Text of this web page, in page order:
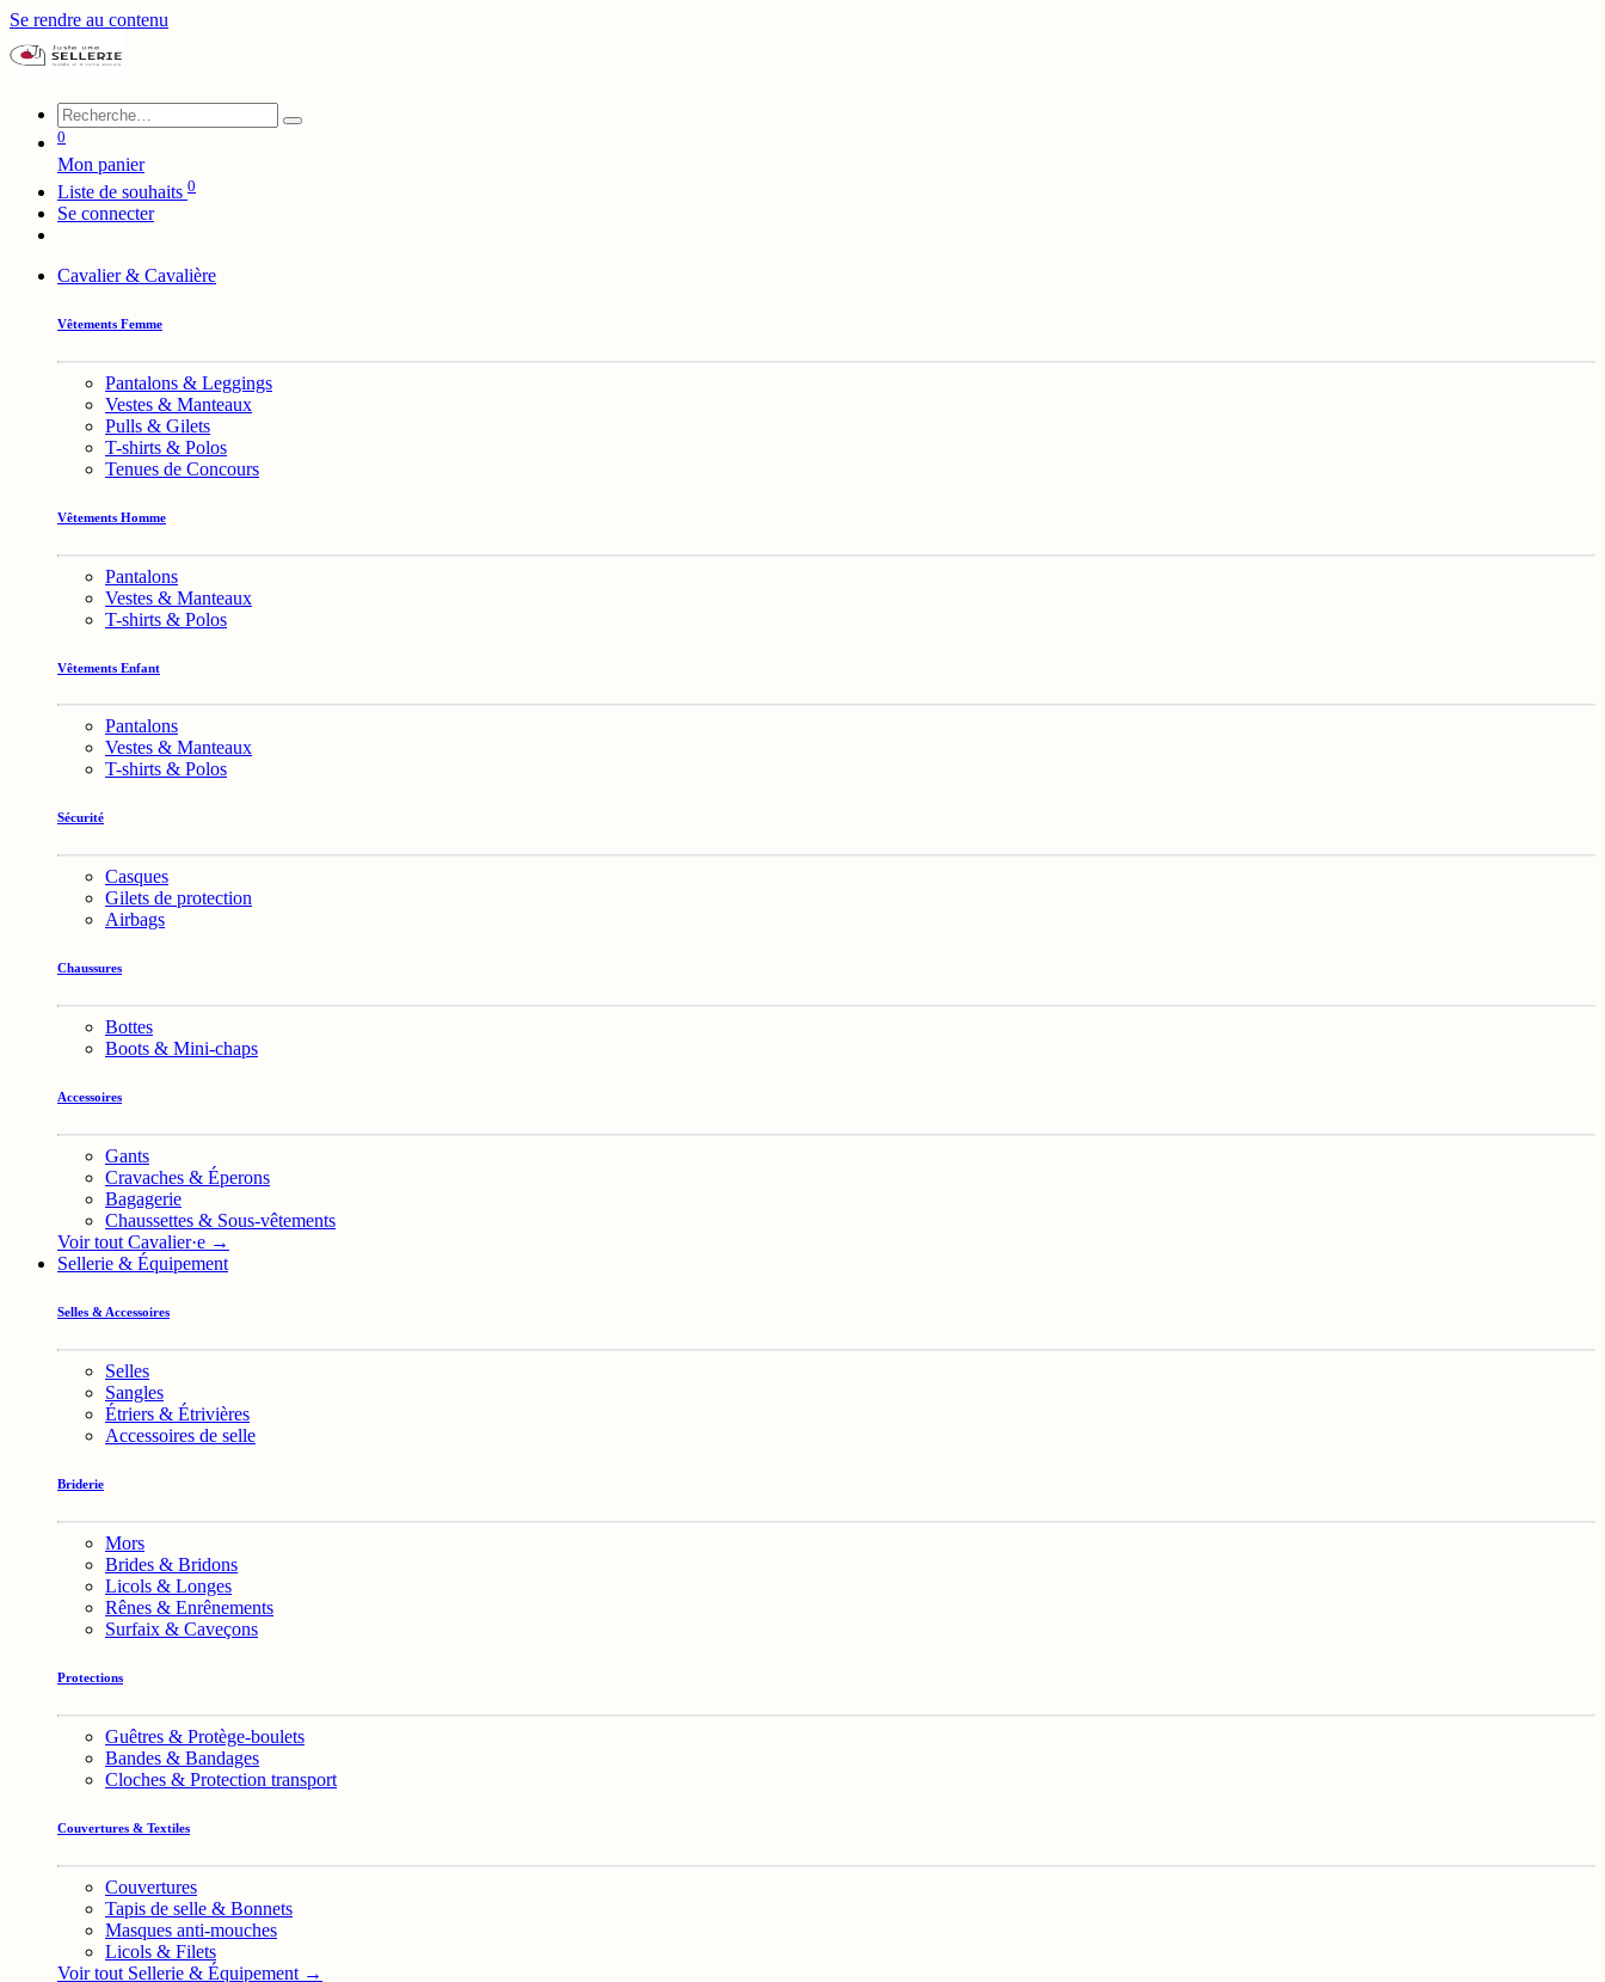
Se rendre au contenu
0
Mon panier
Liste de souhaits 0
Se connecter
Cavalier & Cavalière
Vêtements Femme
Pantalons & Leggings
Vestes & Manteaux
Pulls & Gilets
T-shirts & Polos
Tenues de Concours
Vêtements Homme
Pantalons
Vestes & Manteaux
T-shirts & Polos
Vêtements Enfant
Pantalons
Vestes & Manteaux
T-shirts & Polos
Sécurité
Casques
Gilets de protection
Airbags
Chaussures
Bottes
Boots & Mini-chaps
Accessoires
Gants
Cravaches & Éperons
Bagagerie
Chaussettes & Sous-vêtements
Voir tout Cavalier·e →
Sellerie & Équipement
Selles & Accessoires
Selles
Sangles
Étriers & Étrivières
Accessoires de selle
Briderie
Mors
Brides & Bridons
Licols & Longes
Rênes & Enrênements
Surfaix & Caveçons
Protections
Guêtres & Protège-boulets
Bandes & Bandages
Cloches & Protection transport
Couvertures & Textiles
Couvertures
Tapis de selle & Bonnets
Masques anti-mouches
Licols & Filets
Voir tout Sellerie & Équipement →